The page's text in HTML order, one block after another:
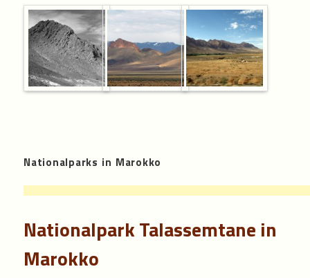
Nationalparks in Marokko
Nationalpark Talassemtane in
Marokko